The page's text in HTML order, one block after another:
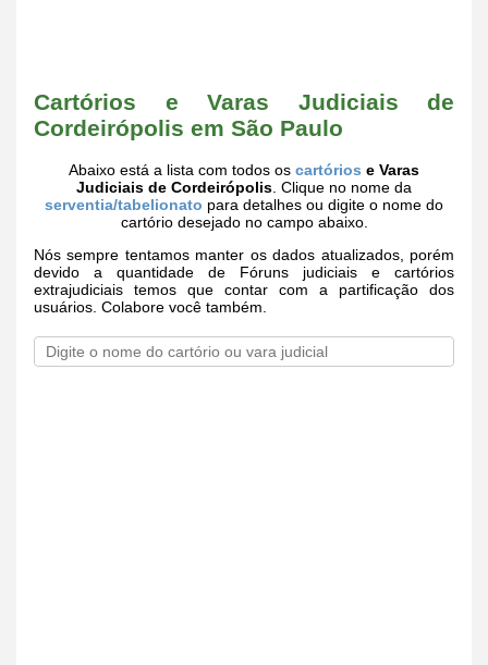
Cartórios e Varas Judiciais de
Cordeirópolis em São Paulo
Abaixo está a lista com todos os cartórios e Varas
Judiciais de Cordeirópolis . Clique no nome da
serventia/tabelionato para detalhes ou digite o nome do
cartório desejado no campo abaixo.
Nós sempre tentamos manter os dados atualizados, porém
devido a quantidade de Fóruns judiciais e cartórios
extrajudiciais temos que contar com a partificação dos
usuários. Colabore você também.